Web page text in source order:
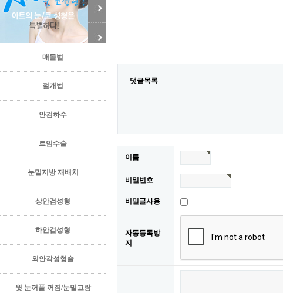
매몰법
절개법
안검하수
트임수술
눈밑지방 재배치
상안검성형
하안검성형
외안각성형술
윗 눈꺼풀 꺼짐/눈밑고랑
댓글목록
이름
비밀번호
비밀글사용
자동등록방
지